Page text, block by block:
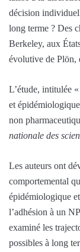
décision
long terme ? Des
Berkeley, aux
évolutive de Plön,
L’étude, intitulée
et
non
nationale des
Les auteurs ont
comportemental
épidémiologique
l’adhésion à un
examiné les
possibles à long